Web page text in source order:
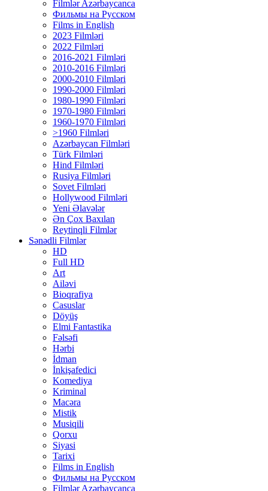
Filmlər Azərbaycanca
Фильмы на Русском
Films in English
2023 Filmləri
2022 Filmləri
2016-2021 Filmləri
2010-2016 Filmləri
2000-2010 Filmləri
1990-2000 Filmləri
1980-1990 Filmləri
1970-1980 Filmləri
1960-1970 Filmləri
>1960 Filmləri
Azərbaycan Filmləri
Türk Filmləri
Hind Filmləri
Rusiya Filmləri
Sovet Filmləri
Hollywood Filmləri
Yeni Əlavələr
Ən Çox Baxılan
Reytinqli Filmlər
Sənədli Filmlər
HD
Full HD
Art
Ailəvi
Bioqrafiya
Casuslar
Döyüş
Elmi Fantastika
Fəlsəfi
Hərbi
İdman
İnkişafedici
Komediya
Kriminal
Macəra
Mistik
Musiqili
Qorxu
Siyasi
Tarixi
Films in English
Фильмы на Русском
Filmlər Azərbaycanca